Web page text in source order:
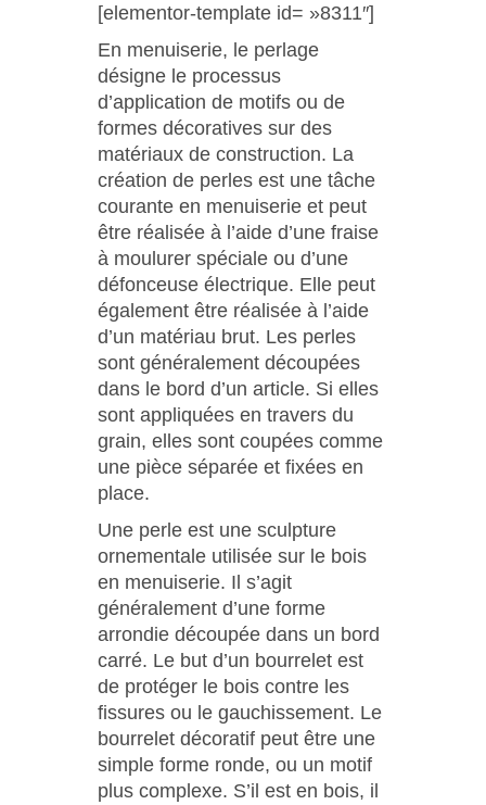
[elementor-template id= »8311″]
En menuiserie, le perlage
désigne le processus
d’application de motifs ou de
formes décoratives sur des
matériaux de construction. La
création de perles est une tâche
courante en menuiserie et peut
être réalisée à l’aide d’une fraise
à moulurer spéciale ou d’une
défonceuse électrique. Elle peut
également être réalisée à l’aide
d’un matériau brut. Les perles
sont généralement découpées
dans le bord d’un article. Si elles
sont appliquées en travers du
grain, elles sont coupées comme
une pièce séparée et fixées en
place.
Une perle est une sculpture
ornementale utilisée sur le bois
en menuiserie. Il s’agit
généralement d’une forme
arrondie découpée dans un bord
carré. Le but d’un bourrelet est
de protéger le bois contre les
fissures ou le gauchissement. Le
bourrelet décoratif peut être une
simple forme ronde, ou un motif
plus complexe. S’il est en bois, il